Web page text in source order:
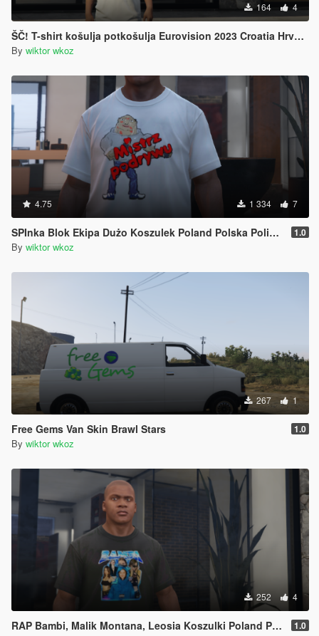
164 4
ŠČ! T-shirt košulja potkošulja Eurovision 2023 Croatia Hrvatska
By wiktor wkoz
4.75 1 334 7
SPInka Blok Ekipa Dużo Koszulek Poland Polska Polish Polski 1.0
By wiktor wkoz
267 1
Free Gems Van Skin Brawl Stars 1.0
By wiktor wkoz
252 4
RAP Bambi, Malik Montana, Leosia Koszulki Poland Polska Polish Polski 1.0